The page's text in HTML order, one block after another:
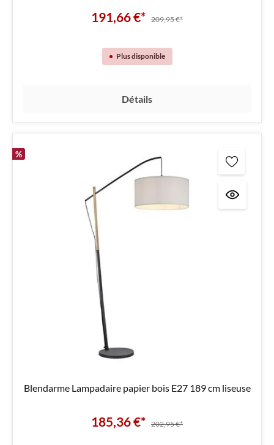
191,66 €* 209,95 €*
Plus disponible
Détails
%
Blendarme Lampadaire papier bois E27 189 cm liseuse
185,36 €* 202,95 €*